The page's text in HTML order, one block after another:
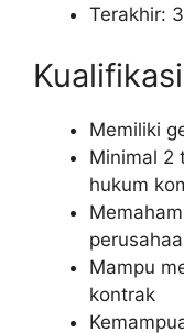
Terakhir:
Memiliki
Minimal 2
hukum
Mampu
kontrak